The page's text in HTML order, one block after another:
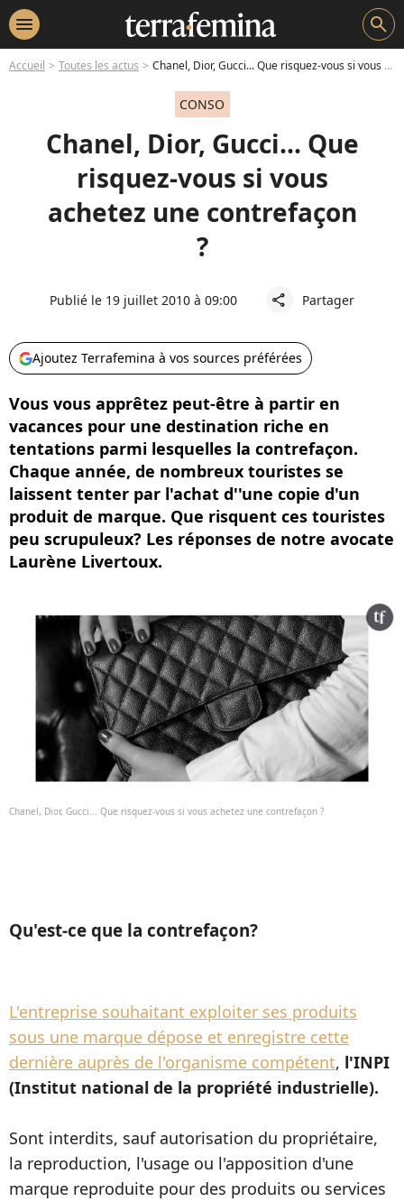
menu search
Accueil Toutes les actus Chanel, Dior, Gucci... Que risquez-vous si vous achetez une contrefaçon ?
CONSO
Chanel, Dior, Gucci... Que
risquez-vous si vous
achetez une contrefaçon
?
Publié le 19 juillet 2010 à 09:00 share Partager
Ajoutez Terrafemina à vos sources préférées
Vous vous apprêtez peut-être à partir en
vacances pour une destination riche en
tentations parmi lesquelles la contrefaçon.
Chaque année, de nombreux touristes se
laissent tenter par l'achat d''une copie d'un
produit de marque. Que risquent ces touristes
peu scrupuleux? Les réponses de notre avocate
Laurène Livertoux.
Chanel, Dior, Gucci... Que risquez-vous si vous achetez une contrefaçon ?
Qu'est-ce que la contrefaçon?
L'entreprise souhaitant exploiter ses produits
sous une marque dépose et enregistre cette
dernière auprès de l'organisme compétent, l'INPI
(Institut national de la propriété industrielle).
Sont interdits, sauf autorisation du propriétaire,
la reproduction, l'usage ou l'apposition d'une
marque reproduite pour des produits ou services